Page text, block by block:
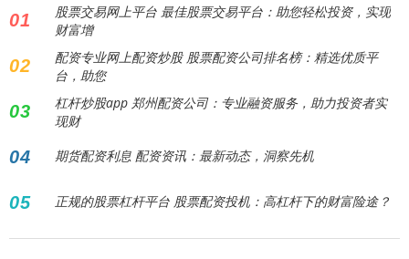
01
股票交易网上平台 最佳股票交易平台：助您轻松投资，实现
财富增
02
配资专业网上配资炒股 股票配资公司排名榜：精选优质平
台，助您
03
杠杆炒股app 郑州配资公司：专业融资服务，助力投资者实
现财
04 期货配资利息 配资资讯：最新动态，洞察先机
05 正规的股票杠杆平台 股票配资投机：高杠杆下的财富险途？